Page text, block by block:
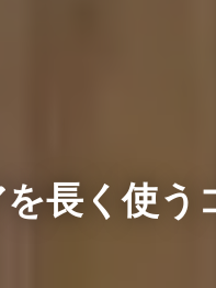
長く使う